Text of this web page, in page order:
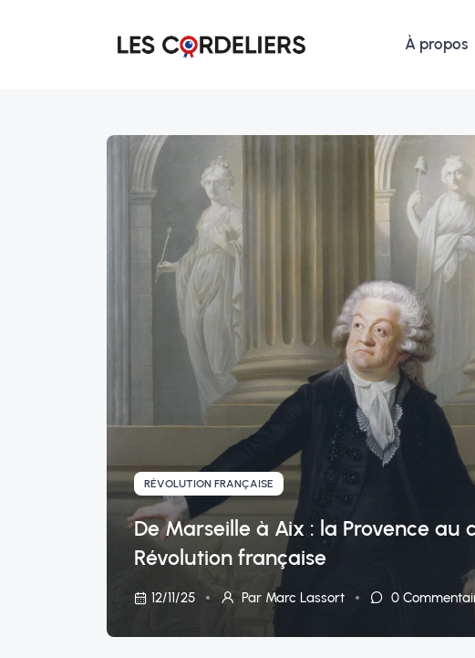
À propos
RÉVOLUTION FRANÇAISE
De Marseille à Aix : la Provence
Révolution française
12/11/25 Par Marc Lassort 0